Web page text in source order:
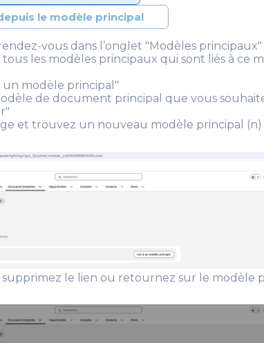
le modèle principal
vous dans l’onglet "Modèles
les modèles principaux qui sont liés à ce
un modèle principal"
de document principal que vous
et trouvez un nouveau modèle principal (n)
supprimez le lien ou retournez sur le modèle